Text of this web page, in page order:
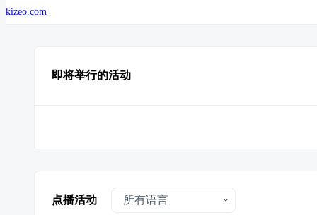
kizeo.com
即将举行的活动
点播活动